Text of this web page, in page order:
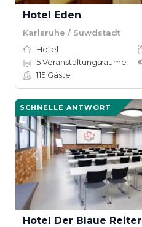
Hotel Eden
Karlsruhe / Suwdstadt
Hotel
5Veranstaltungsräume
115 Gäste
SCHNELLE ANTWORT
Hotel Der Blaue Reiter